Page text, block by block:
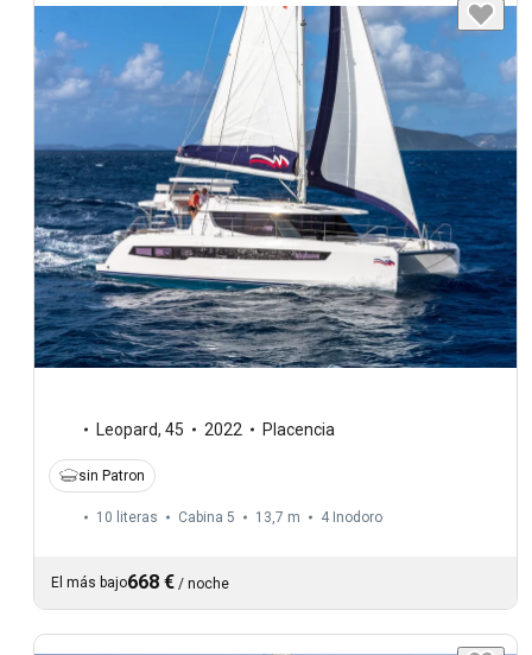
Leopard, 45 2022 Placencia
sin Patron
10 literas Cabina 5 13,7 m 4 Inodoro
El más bajo668 € / noche